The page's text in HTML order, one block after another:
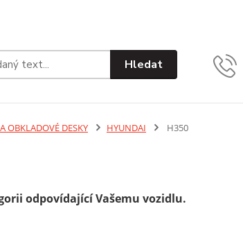
Hledat
OBKLADOVÉ DESKY HYUNDAI H350
odpovídající Vašemu vozidlu.